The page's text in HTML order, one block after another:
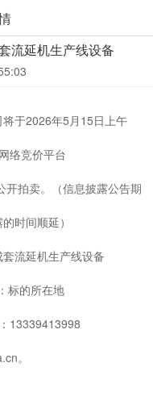
流延机生产线设备
于2026年5月15日上午
络竞价平台
开拍卖。（信息披露公告期
时间顺延）
流延机生产线设备
标的所在地
。